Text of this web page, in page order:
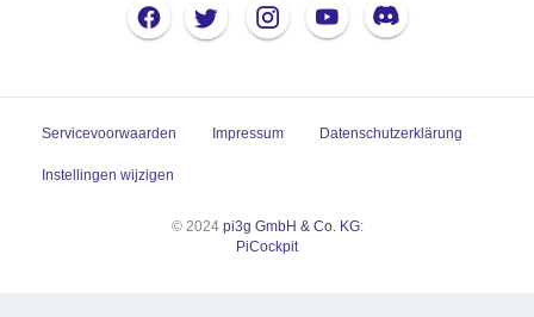
Servicevoorwaarden Impressum Datenschutzerklärung
Instellingen wijzigen
© 2024 pi3g GmbH & Co. KG:
PiCockpit